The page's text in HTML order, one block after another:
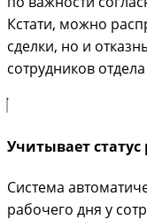
Кстати, можно
сделки, но и
сотрудников
Учитывает статус
Система
рабочего дня у